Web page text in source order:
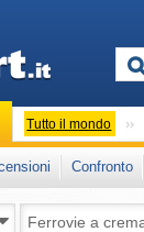
Tutto il mondo
Confronto